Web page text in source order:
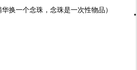
一个念珠，念珠是一次性物品）